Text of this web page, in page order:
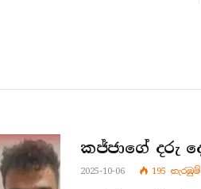
කජ්ජාගේ දරු
2025-10-06 195 නැරඹු​ම්